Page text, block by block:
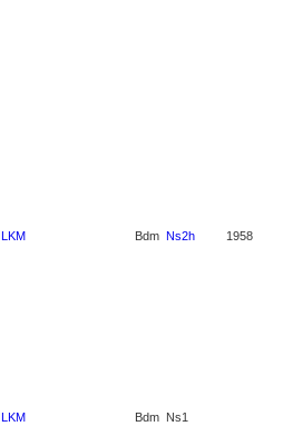
LKM Bdm Ns2h 1958
LKM Bdm Ns1